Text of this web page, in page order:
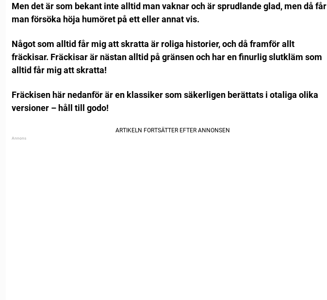
Men det är som bekant inte alltid man vaknar och är sprudlande glad, men då får
man försöka höja humöret på ett eller annat vis.
Något som alltid får mig att skratta är roliga historier, och då framför allt
fräckisar. Fräckisar är nästan alltid på gränsen och har en finurlig slutkläm som
alltid får mig att skratta!
Fräckisen här nedanför är en klassiker som säkerligen berättats i otaliga olika
versioner – håll till godo!